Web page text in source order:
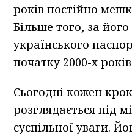
років постійно
Більше того, за
українського
початку 2000-х
Сьогодні кожен
розглядається під
суспільної уваги.